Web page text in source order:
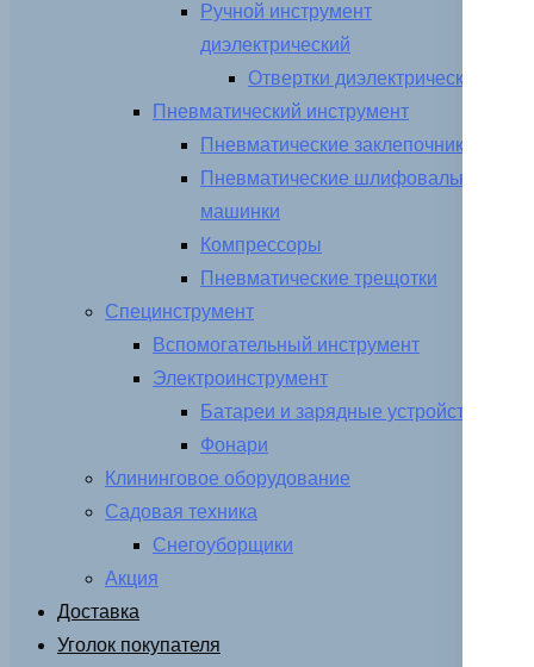
Ручной инструмент
диэлектрический
Отвертки диэлектрические
Пневматический инструмент
Пневматические заклепочники
Пневматические шлифовальные
машинки
Компрессоры
Пневматические трещотки
Специнструмент
Вспомогательный инструмент
Электроинструмент
Батареи и зарядные устройства
Фонари
Клининговое оборудование
Садовая техника
Снегоуборщики
Акция
Доставка
Уголок покупателя